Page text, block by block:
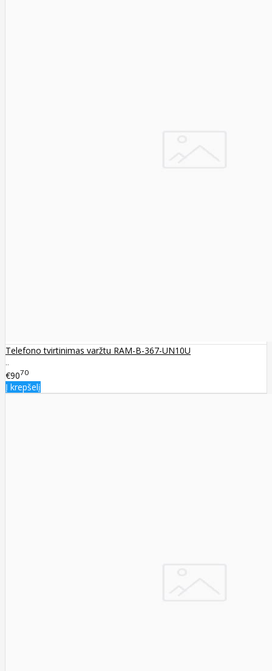
Telefono tvirtinimas varžtu RAM-B-367-UN10U
..
€9070
Į krepšelį